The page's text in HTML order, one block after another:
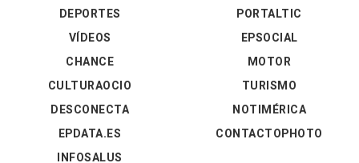
DEPORTES
VÍDEOS
PORTALTIC
EPSOCIAL
CHANCE
CULTURAOCIO
DESCONECTA
EPDATA.ES
INFOSALUS
MOTOR
TURISMO
NOTIMÉRICA
CONTACTOPHOTO